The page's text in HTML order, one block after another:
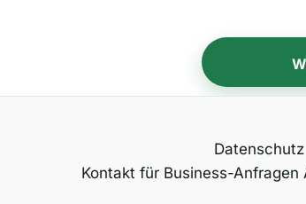
Datenschutz
Kontakt für Business-